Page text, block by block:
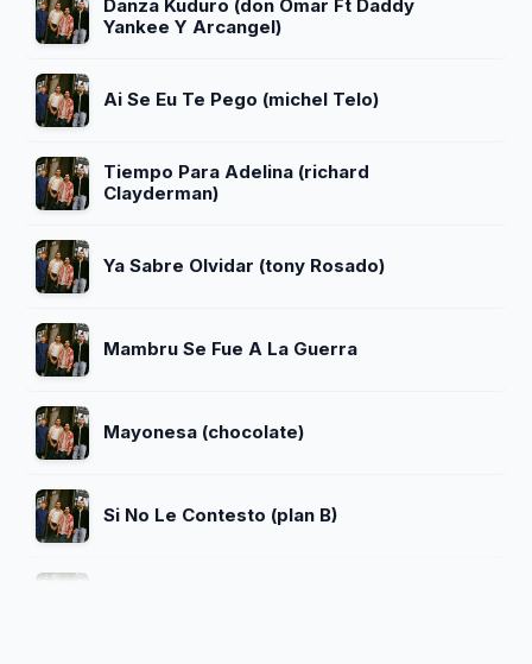
Danza Kuduro (don Omar Ft Daddy
Yankee Y Arcangel)
Ai Se Eu Te Pego (michel Telo)
Tiempo Para Adelina (richard
Clayderman)
Ya Sabre Olvidar (tony Rosado)
Mambru Se Fue A La Guerra
Mayonesa (chocolate)
Si No Le Contesto (plan B)